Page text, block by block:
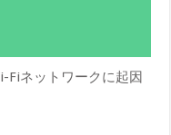
Fiネットワークに起因